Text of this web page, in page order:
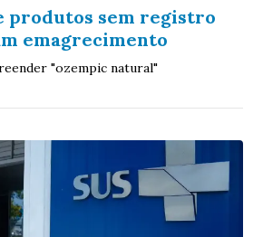
produtos sem registro
emagrecimento
"ozempic natural"